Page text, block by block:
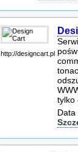
http://designcart.pl
tylko
Data